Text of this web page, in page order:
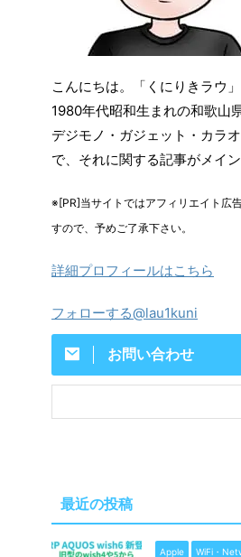
こんにちは。「くにりきラウ」
1980年代昭和生まれの和歌山
デジモノ・ガジェット・カラ
で、それに関する記事がメイン
※[PR]当サイトではアフィリエイト広
すので、予めご了承下さい。
詳細プロフィールはこちら
フォローする@lau1kuni
お問い合わせ
最近の投稿
Apple WiFi・